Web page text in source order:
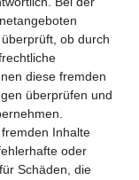
ob durch
diese fremden
überprüfen und
Inhalte
oder
Schäden, die